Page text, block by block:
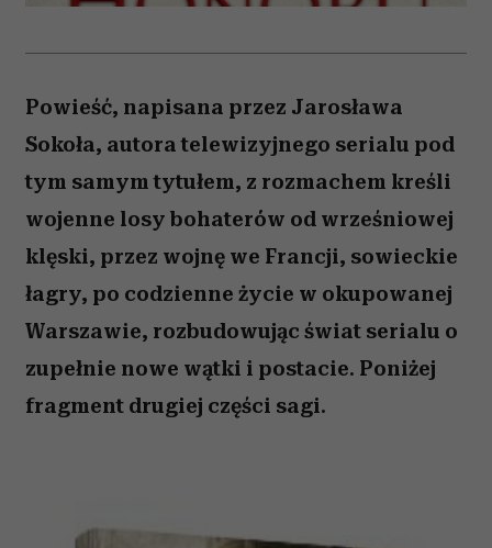
Powieść, napisana przez Jarosława
Sokoła, autora telewizyjnego serialu pod
tym samym tytułem, z rozmachem kreśli
wojenne losy bohaterów od wrześniowej
klęski, przez wojnę we Francji, sowieckie
łagry, po codzienne życie w okupowanej
Warszawie, rozbudowując świat serialu o
zupełnie nowe wątki i postacie. Poniżej
fragment drugiej części sagi.